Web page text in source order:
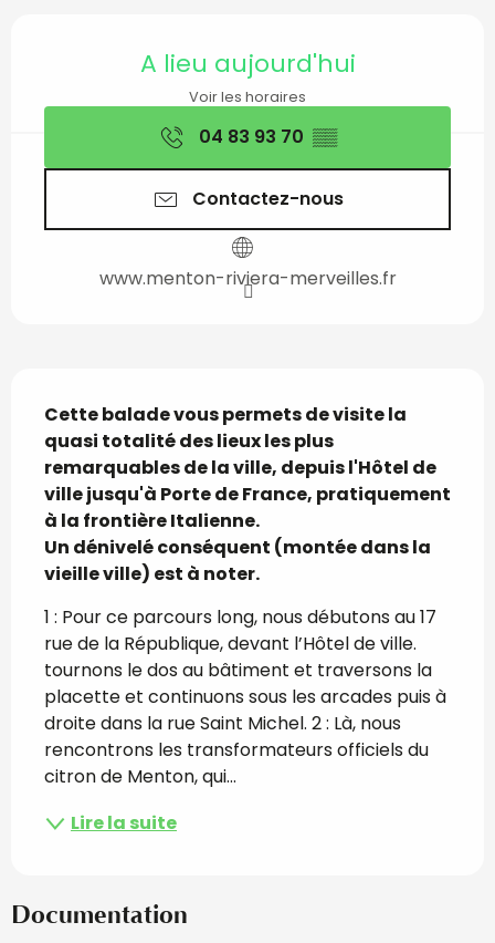
Ouverture et
A lieu aujourd'hui
Voir les horaires
04 83 93 70 ▒▒
Contactez-nous
www.menton-riviera-merveilles.fr
Description
Cette balade vous permets de visite la
quasi totalité des lieux les plus
remarquables de la ville, depuis l'Hôtel de
ville jusqu'à Porte de France, pratiquement
à la frontière Italienne.
Un dénivelé conséquent (montée dans la
vieille ville) est à noter.
1 : Pour ce parcours long, nous débutons au 17
rue de la République, devant l’Hôtel de ville.
tournons le dos au bâtiment et traversons la
placette et continuons sous les arcades puis à
droite dans la rue Saint Michel. 2 : Là, nous
rencontrons les transformateurs officiels du
citron de Menton, qui...
Lire la suite
Documentation